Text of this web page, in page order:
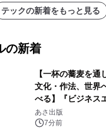
テックの新着をもっと見る
の新着
【一杯の蕎麦を通
文化・作法、世界
べる】『ビジネス
養としての蕎麦』
（火）発売
あさ出版
7分前